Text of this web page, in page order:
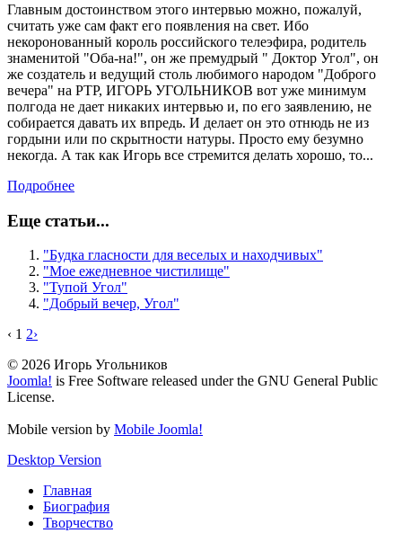
Главным достоинством этого интервью можно, пожалуй,
считать уже сам факт его появления на свет. Ибо
некоронованный король российского телеэфира, родитель
знаменитой "Оба-на!", он же премудрый " Доктор Угол", он
же создатель и ведущий столь любимого народом "Доброго
вечера" на РТР, ИГОРЬ УГОЛЬНИКОВ вот уже минимум
полгода не дает никаких интервью и, по его заявлению, не
собирается давать их впредь. И делает он это отнюдь не из
гордыни или по скрытности натуры. Просто ему безумно
некогда. А так как Игорь все стремится делать хорошо, то...
Подробнее
Еще статьи...
"Будка гласности для веселых и находчивых"
"Мое ежедневное чистилище"
"Тупой Угол"
"Добрый вечер, Угол"
‹ 1 2›
© 2026 Игорь Угольников
Joomla! is Free Software released under the GNU General Public
License.
Mobile version by Mobile Joomla!
Desktop Version
Главная
Биография
Творчество